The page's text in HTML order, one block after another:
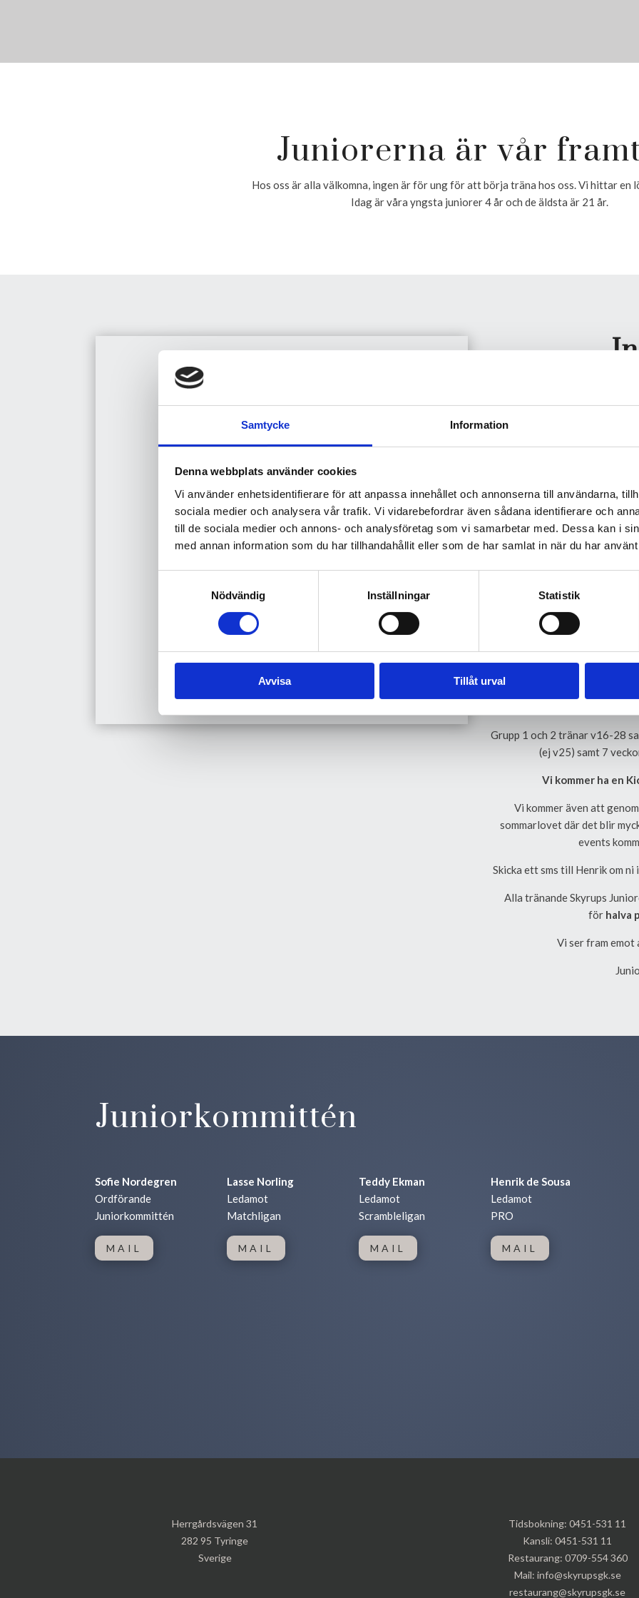
Samtycke Information
Denna webbplats använder cookies
Vi använder enhetsidentifierare för att anpassa innehållet och annonserna till användarna,
sociala medier och analysera vår trafik. Vi vidarebefordrar även sådana identifierare och
till de sociala medier och annons- och analysföretag som vi samarbetar med. Dessa kan i
med annan information som du har tillhandahållit eller som de har samlat in när du har
Nödvändig
Inställningar Statistik
Avvisa Tillåt urval
Juniorerna är vår
Hos oss är alla välkomna, ingen är för ung för att börja träna hos oss. Vi hittar en
Idag är våra yngsta juniorer 4 år och de äldsta är 21 år.
Utomhusträningen börjar
Grupp 1: måndagar
Grupp 2: onsdagar
Träningskostnad för
märk med namn och vad det
juniorträning el
Medlemsavgift betalas inte
Nya som vill prova på har
Grupp 1 och 2 tränar v16-28
(ej v25) samt 7
Vi kommer ha en
Vi kommer även att
sommarlovet där det blir
events
Skicka ett sms till Henrik om
Alla tränande Skyrups
för halva
Vi ser fram emot
Juniorkommittén
Sofie Nordegren
Ordförande
Juniorkommittén
MAIL
Lasse Norling
Ledamot
Matchligan
MAIL
Teddy Ekman
Ledamot
Scrambleligan
MAIL
Henrik de Sousa
Ledamot
PRO
MAIL
Herrgårdsvägen 31
282 95 Tyringe
Sverige
Tidsbokning:0451-531 11
Kansli:0451-531 11
Restaurang: 0709-554 360
Mail: info@skyrupsgk.se
restaurang@skyrupsgk.se